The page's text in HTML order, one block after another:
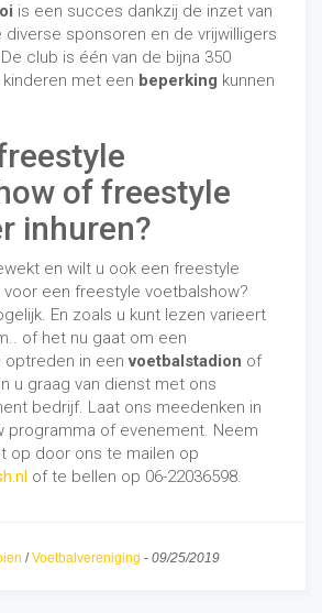
is een succes dankzij de inzet van
diverse sponsoren en de vrijwilligers
club is één van de bijna 350
kinderen met een beperking kunnen
of freestyle
inhuren?
en wilt u ook een freestyle
voor een freestyle voetbalshow?
En zoals u kunt lezen varieert
of het nu gaat om een
optreden in eenvoetbalstadion of
u graag van dienst met ons
bedrijf. Laat ons meedenken in
programma of evenement. Neem
op door ons te mailen op
of te bellen op 06-22036598.
/Voetbalvereniging - 09/25/2019